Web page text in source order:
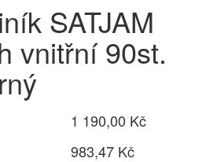
SATJAM
vnitřní 90st.
1 190,00 Kč
983,47 Kč